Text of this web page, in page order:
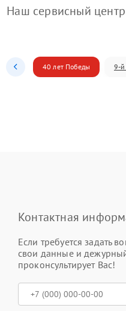
Наш сервисный
40 лет Победы 9-й
Контактная
Если требуется задать
свои данные и
проконсультирует Вас!